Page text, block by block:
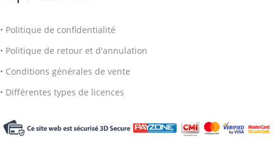
• Politique de confidentialité
• Politique de retour et d'annulation
• Conditions générales de vente
• Différentes types de licences